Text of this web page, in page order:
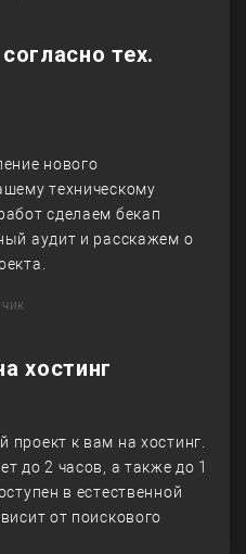
тех.
нового
техническому
сделаем бекап
аудит и расскажем о
хостинг
проект к вам на хостинг.
до 2 часов, а также до 1
в естественной
от поискового